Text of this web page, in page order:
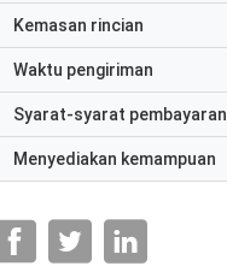
Kemasan rincian
Waktu pengiriman
Syarat-syarat pembayaran
Menyediakan kemampuan